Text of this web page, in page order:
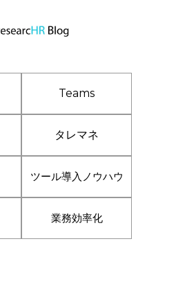
Teams
タレマネ
ツール導入ノウハウ
業務効率化